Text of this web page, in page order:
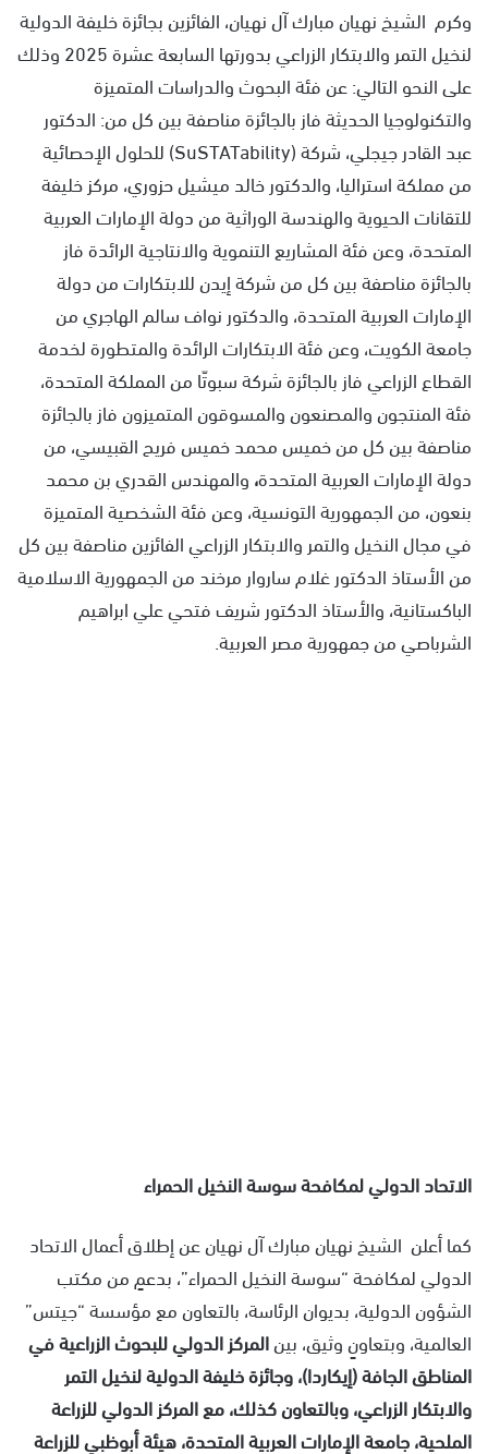
وكرم الشيخ نهيان مبارك آل نهيان، الفائزين بجائزة خليفة الدولية
لنخيل التمر والابتكار الزراعي بدورتها السابعة عشرة 2025 وذلك
على النحو التالي: عن فئة البحوث والدراسات المتميزة
والتكنولوجيا الحديثة فاز بالجائزة مناصفة بين كل من: الدكتور
عبد القادر جيجلي، شركة (SuSTATability) للحلول الإحصائية
من مملكة استراليا، والدكتور خالد ميشيل حزوري، مركز خليفة
للتقانات الحيوية والهندسة الوراثية من دولة الإمارات العربية
المتحدة، وعن فئة المشاريع التنموية والانتاجية الرائدة فاز
بالجائزة مناصفة بين كل من شركة إيدن للابتكارات من دولة
الإمارات العربية المتحدة، والدكتور نواف سالم الهاجري من
جامعة الكويت، وعن فئة الابتكارات الرائدة والمتطورة لخدمة
القطاع الزراعي فاز بالجائزة شركة سبوتّا من المملكة المتحدة،
فئة المنتجون والمصنعون والمسوقون المتميزون فاز بالجائزة
مناصفة بين كل من خميس محمد خميس فريح القبيسي، من
دولة الإمارات العربية المتحدة،والمهندس القدري بن محمد
بنعون، من الجمهورية التونسية، وعن فئة الشخصية المتميزة
في مجال النخيل والتمر والابتكار الزراعي الفائزين مناصفة بين كل
من الأستاذ الدكتور غلام ساروار مرخند من الجمهورية الاسلامية
الباكستانية، والأستاذ الدكتور شريف فتحي علي ابراهيم
الشرباصي من جمهورية مصر العربية.
الاتحاد الدولي لمكافحة سوسة النخيل الحمراء
كما أعلن الشيخ نهيان مبارك آل نهيان عن إطلاق أعمال الاتحاد
الدولي لمكافحة “سوسة النخيل الحمراء”، بدعمٍ من مكتب
الشؤون الدولية، بديوان الرئاسة، بالتعاون مع مؤسسة “جيتس”
العالمية، وبتعاونٍ وثيق، بينالمركز الدولي للبحوث الزراعية في
المناطق الجافة (إيكاردا)، وجائزة خليفة الدولية لنخيل التمر
والابتكار الزراعي، وبالتعاون كذلك، مع المركز الدولي للزراعة
الملحية، جامعة الإمارات العربية المتحدة، هيئة أبوظبي للزراعة